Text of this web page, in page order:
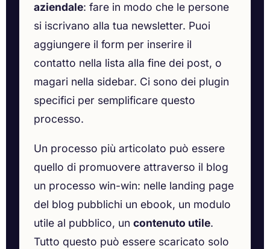
aziendale: fare in modo che le persone
si iscrivano alla tua newsletter. Puoi
aggiungere il form per inserire il
contatto nella lista alla fine dei post, o
magari nella sidebar. Ci sono dei plugin
specifici per semplificare questo
processo.
Un processo più articolato può essere
quello di promuovere attraverso il blog
un processo win-win: nelle landing page
del blog pubblichi un ebook, un modulo
utile al pubblico, un contenuto utile.
Tutto questo può essere scaricato solo